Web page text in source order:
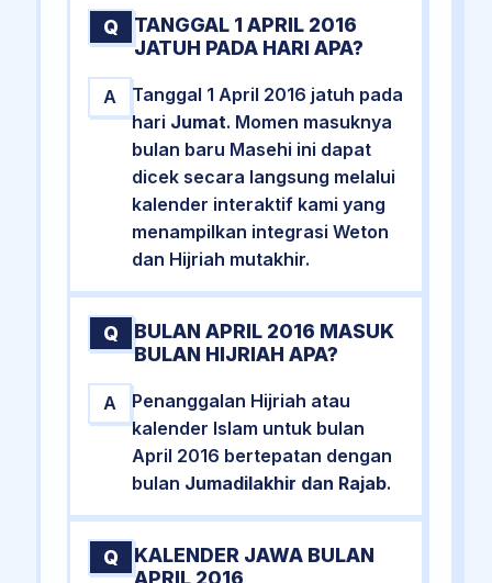
Q
TANGGAL 1 APRIL 2016
JATUH PADA HARI APA?
A
Tanggal 1 April 2016 jatuh pada
hari Jumat. Momen masuknya
bulan baru Masehi ini dapat
dicek secara langsung melalui
kalender interaktif kami yang
menampilkan integrasi Weton
dan Hijriah mutakhir.
Q
BULAN APRIL 2016 MASUK
BULAN HIJRIAH APA?
A
Penanggalan Hijriah atau
kalender Islam untuk bulan
April 2016 bertepatan dengan
bulan Jumadilakhir dan Rajab.
Q
KALENDER JAWA BULAN
APRIL 2016